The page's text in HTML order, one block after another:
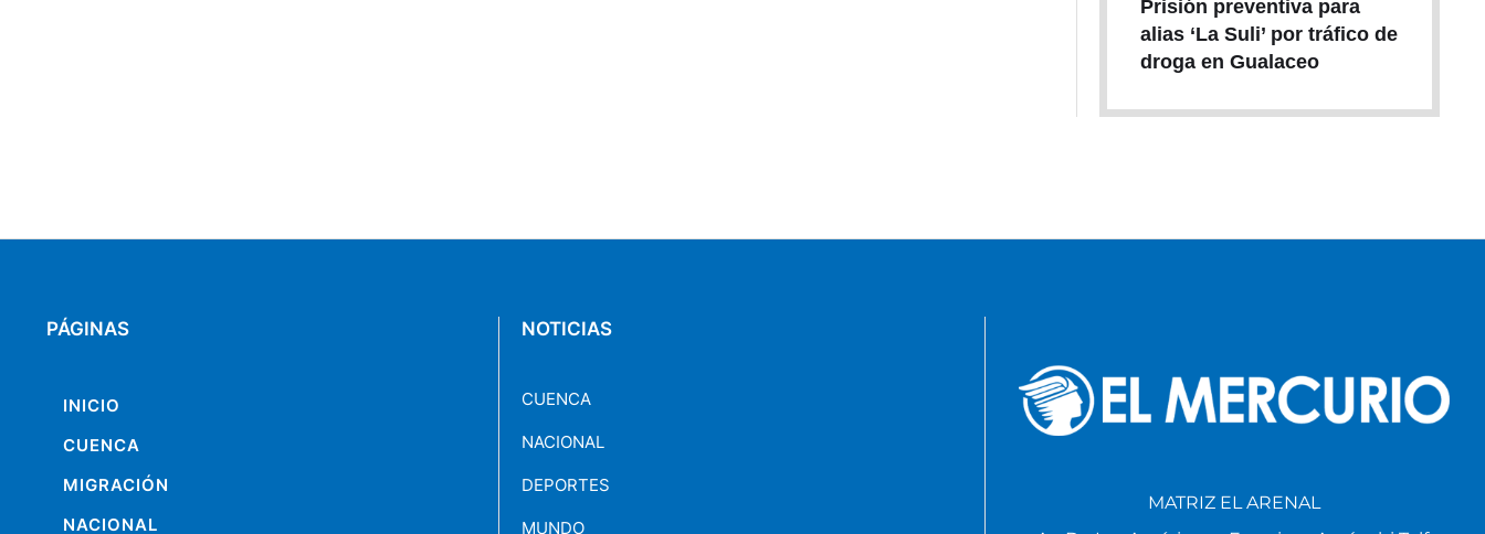
Prisión preventiva para
alias ‘La Suli’ por tráfico de
droga en Gualaceo
PÁGINAS
INICIO
CUENCA
MIGRACIÓN
NACIONAL
NOTICIAS
CUENCA
NACIONAL
DEPORTES
MUNDO
MATRIZ EL ARENAL